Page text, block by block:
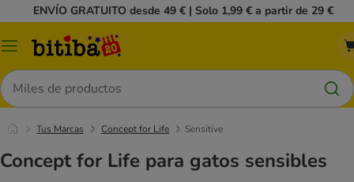
ENVÍO GRATUITO desde 49 € | Solo 1,99 € a partir de 29 €
Menú
Buscar
Tus Marcas Concept for Life Sensitive
Concept for Life para gatos sensibles